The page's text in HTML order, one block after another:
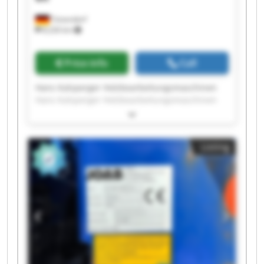
Teisendorf
8,226 km
Price info Call
Hans Kalsperger Holzbearbeitungsmaschinen
Hans Kalsperger Holzbearbeitungsmaschinen
Hans Kalsperger Holzbearbeitungsmaschinen
Hans Kalsperger Holzbearbeitungsmaschinen
Hans Kalsperger Holzbearbeitungsmaschinen
Hans Kalsperger Holzbearbeitungsmaschinen
Hans Kalsperger Holzbearbeitungsmaschinen
Hans Kalsperger Holzbearbeitungsmaschinen
Hans Kalsperger Holzbearbeitungsmaschinen
Hans Kalsperger Holzbearbeitungsmaschinen
Hans Kalsperger Holzbearbeitungsmaschinen
Hans Kalsperger Holzbearbeitungsmaschinen
Hans Kalsperger Holzbearbeitungsmaschinen
Listing